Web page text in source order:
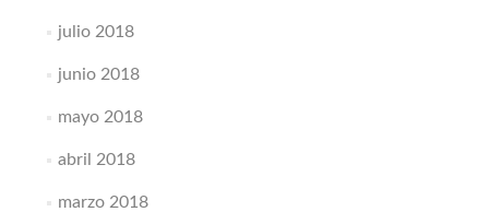
julio 2018
junio 2018
mayo 2018
abril 2018
marzo 2018